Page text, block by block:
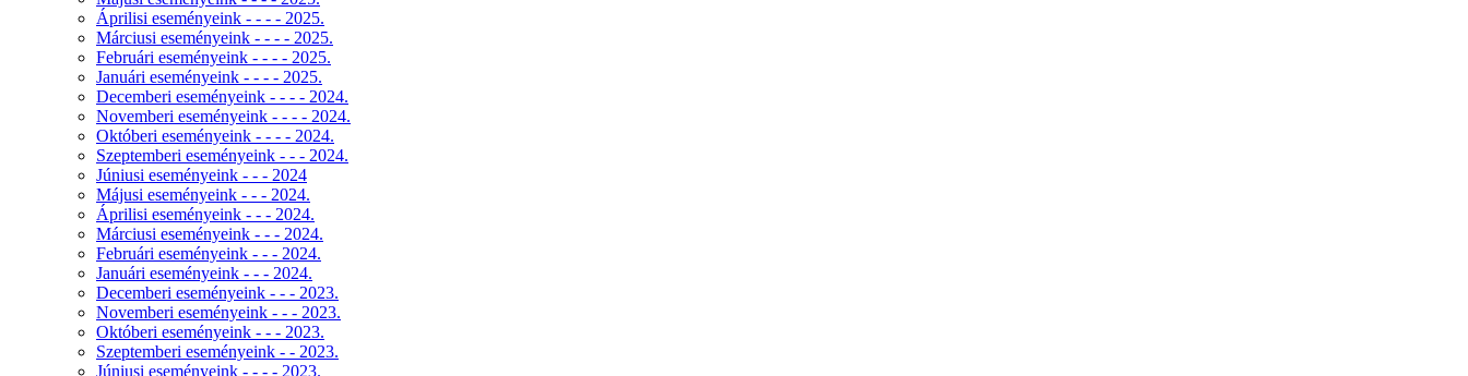
Áprilisi eseményeink - - - - 2025.
Márciusi eseményeink - - - - 2025.
Februári eseményeink - - - - 2025.
Januári eseményeink - - - - 2025.
Decemberi eseményeink - - - - 2024.
Novemberi eseményeink - - - - 2024.
Októberi eseményeink - - - - 2024.
Szeptemberi eseményeink - - - 2024.
Júniusi eseményeink - - - 2024
Májusi eseményeink - - - 2024.
Áprilisi eseményeink - - - 2024.
Márciusi eseményeink - - - 2024.
Februári eseményeink - - - 2024.
Januári eseményeink - - - 2024.
Decemberi eseményeink - - - 2023.
Novemberi eseményeink - - - 2023.
Októberi eseményeink - - - 2023.
Szeptemberi eseményeink - - 2023.
Júniusi eseményeink - - - - 2023.